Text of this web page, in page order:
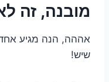
מובנה, זה
אההה, הנה מגיע אחד
שיש!